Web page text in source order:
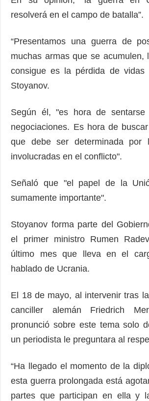
resolverá en el campo de batalla”.
“Presentamos una guerra de
muchas armas que se acumulen,
consigue es la pérdida de vidas
Stoyanov.
Según él, "es hora de
negociaciones. Es hora de
que debe ser determinada por
involucradas en el conflicto".
Señaló que "el papel de la
sumamente importante".
Stoyanov forma parte del
el primer ministro Rumen
último mes que lleva en el
hablado de Ucrania.
El 18 de mayo, al intervenir tras
canciller alemán Friedrich
pronunció sobre este tema solo
un periodista le preguntara al
“Ha llegado el momento de la
esta guerra prolongada está
partes que participan en ella y